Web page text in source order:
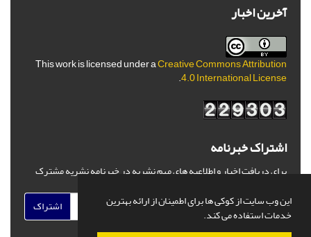
این وب سایت از کوکی ها برای اطمینان از ارائه بهترین
خدمات استفاده می کند.
آخرین اخبار
This work is licensed under aCreative Commons Attribution
4.0 International License
.
اشتراک خبرنامه
برای دریافت اخبار و اطلاعیه های مهم نشریه در خبرنامه نشریه مشترک
اشتراک